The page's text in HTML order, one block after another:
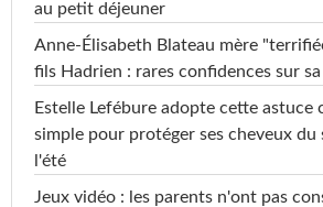
au petit déjeuner
Anne-Élisabeth Blateau mère
fils Hadrien : rares confidences sur
Estelle Lefébure adopte cette astuce
simple pour protéger ses cheveux du
l'été
Jeux vidéo : les parents n'ont pas